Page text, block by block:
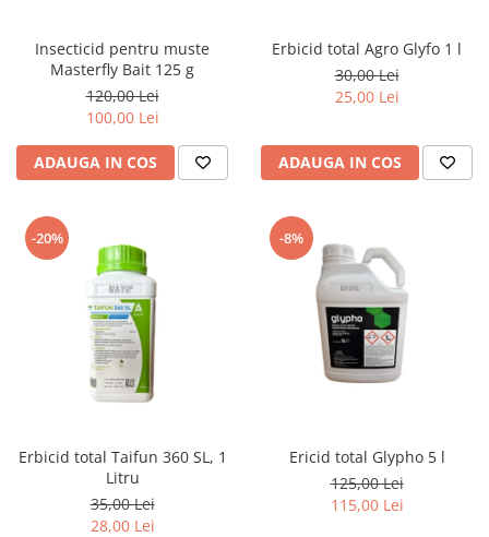
Insecticid pentru muste
Masterfly Bait 125 g
120,00 Lei
100,00 Lei
ADAUGA IN COS
Erbicid total Agro Glyfo 1 l
30,00 Lei
25,00 Lei
ADAUGA IN COS
-20%
Erbicid total Taifun 360 SL, 1
Litru
35,00 Lei
28,00 Lei
-8%
Ericid total Glypho 5 l
125,00 Lei
115,00 Lei